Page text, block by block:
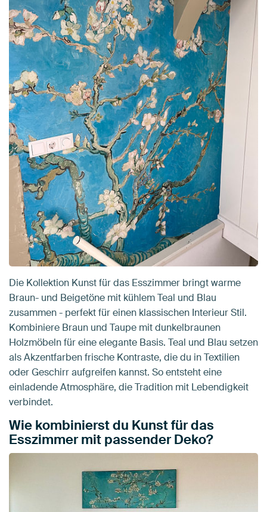
Die Kollektion Kunst für das Esszimmer bringt warme
Braun- und Beigetöne mit kühlem Teal und Blau
zusammen - perfekt für einen klassischen Interieur Stil.
Kombiniere Braun und Taupe mit dunkelbraunen
Holzmöbeln für eine elegante Basis. Teal und Blau setzen
als Akzentfarben frische Kontraste, die du in Textilien
oder Geschirr aufgreifen kannst. So entsteht eine
einladende Atmosphäre, die Tradition mit Lebendigkeit
verbindet.
Wie kombinierst du Kunst für das
Esszimmer mit passender Deko?